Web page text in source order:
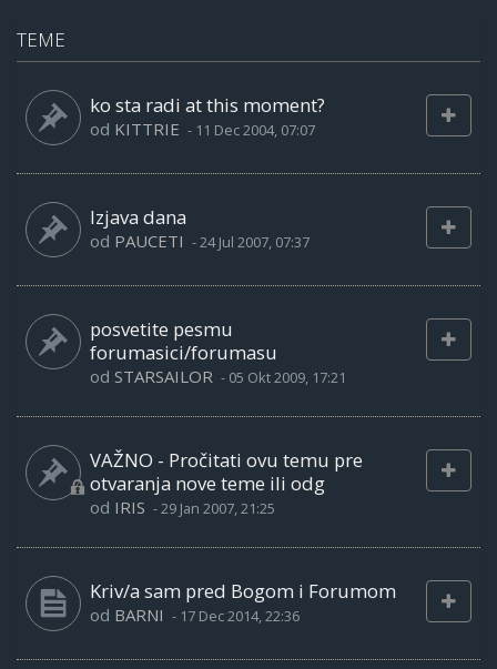
TEME
ko sta radi at this moment?
od KITTRIE - 11 Dec 2004, 07:07
Izjava dana
od PAUCETI -24 Jul 2007, 07:37
posvetite pesmu
forumasici/forumasu
od STARSAILOR - 05 Okt 2009, 17:21
VAŽNO - Pročitati ovu temu pre
otvaranja nove teme ili odg
od IRIS -29 Jan 2007, 21:25
Kriv/a sam pred Bogom i Forumom
od BARNI - 17 Dec 2014, 22:36